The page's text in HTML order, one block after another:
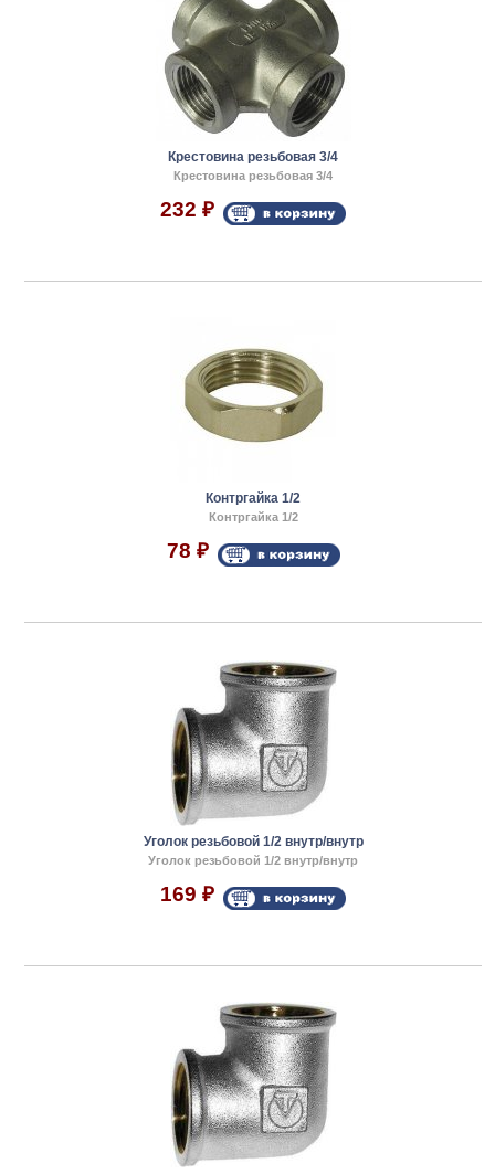
Крестовина резьбовая 3/4
Крестовина резьбовая 3/4
232 ₽
Контргайка 1/2
Контргайка 1/2
78 ₽
Уголок резьбовой 1/2 внутр/внутр
Уголок резьбовой 1/2 внутр/внутр
169 ₽